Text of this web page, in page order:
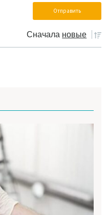
Сначала новые